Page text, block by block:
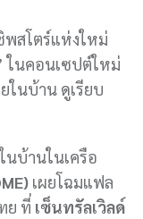
พสโตร์แห่งใหม่
ในคอนเซปต์ใหม่
ในบ้าน ดูเรียบ
นบ้านในเครือ
เผยโฉมแฟล
ย ที่ เซ็นทรัลเวิลด์